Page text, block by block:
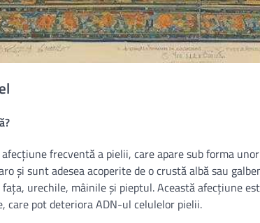
frecventă a pielii, care apare sub forma
și sunt adesea acoperite de o crustă albă sau
urechile, mâinile și pieptul. Această afecțiune
care pot deteriora ADN-ul celulelor pielii.